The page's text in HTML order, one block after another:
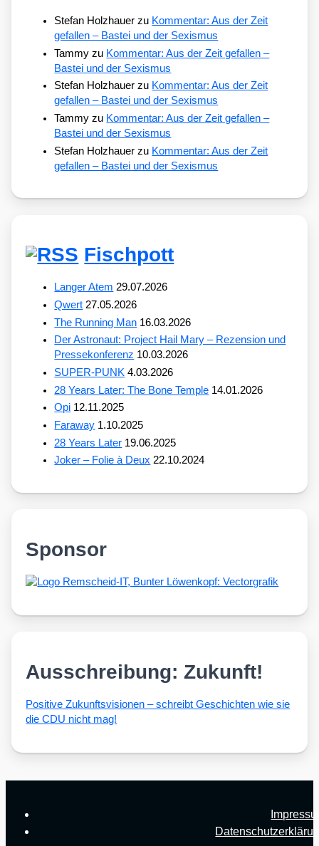
Stefan Holzhauer zu Kommentar: Aus der Zeit
gefallen – Bastei und der Sexismus
Tammy zu Kommentar: Aus der Zeit gefallen –
Bastei und der Sexismus
Stefan Holzhauer zu Kommentar: Aus der Zeit
gefallen – Bastei und der Sexismus
Tammy zu Kommentar: Aus der Zeit gefallen –
Bastei und der Sexismus
Stefan Holzhauer zu Kommentar: Aus der Zeit
gefallen – Bastei und der Sexismus
Fischpott
Langer Atem 29.07.2026
Qwert 27.05.2026
The Running Man 16.03.2026
Der Astronaut: Project Hail Mary – Rezension und
Pressekonferenz 10.03.2026
SUPER-PUNK 4.03.2026
28 Years Later: The Bone Temple 14.01.2026
Opi 12.11.2025
Faraway 1.10.2025
28 Years Later 19.06.2025
Joker – Folie à Deux 22.10.2024
Sponsor
Ausschreibung: Zukunft!
Posi­ti­ve Zukunfts­vi­sio­nen – schreibt Geschich­ten wie sie
die CDU nicht mag!